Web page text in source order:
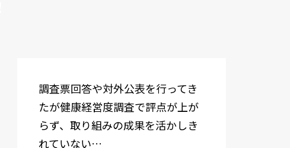
調査票回答や対外公表を行ってき
たが健康経営度調査で評点が上が
らず、取り組みの成果を活かしき
れていない…